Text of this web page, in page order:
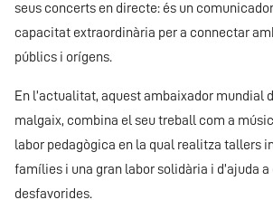
seus concerts en directe: és un
capacitat extraordinària per a connectar
públics i orígens.
En l’actualitat, aquest ambaixador mundial
malgaix, combina el seu treball com a
labor pedagògica en la qual realitza tallers
famílies i una gran labor solidària i d’ajuda
desfavorides.